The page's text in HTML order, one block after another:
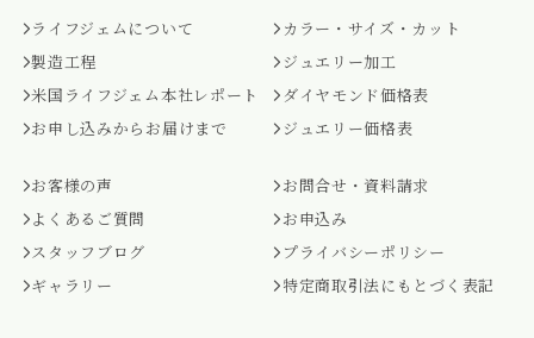
ライフジェムについて
製造工程
米国ライフジェム本社レポート
お申し込みからお届けまで
カラー・サイズ・カット
ジュエリー加工
ダイヤモンド価格表
ジュエリー価格表
お客様の声
よくあるご質問
スタッフブログ
ギャラリー
お問合せ・資料請求
お申込み
プライバシーポリシー
特定商取引法にもとづく表記